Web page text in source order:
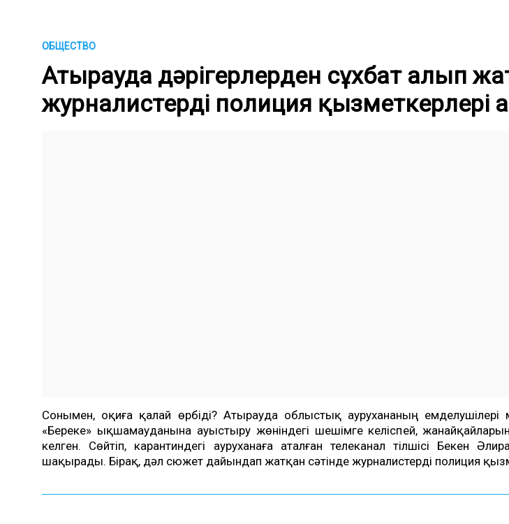
ОБЩЕСТВО
Атырауда дәрігерлерден сұхбат алып
журналистерді полиция қызметкерлері
Сонымен, оқиға қалай өрбіді? Атырауда облыстық аурухананың емделушілері
«Береке» ықшамауданына ауыстыру жөніндегі шешімге келіспей,
келген. Сөйтіп, карантиндегі ауруханаға аталған телеканал тілшісі Бекен
шақырады. Бірақ, дәл сюжет дайындап жатқан сәтінде журналистерді полиция